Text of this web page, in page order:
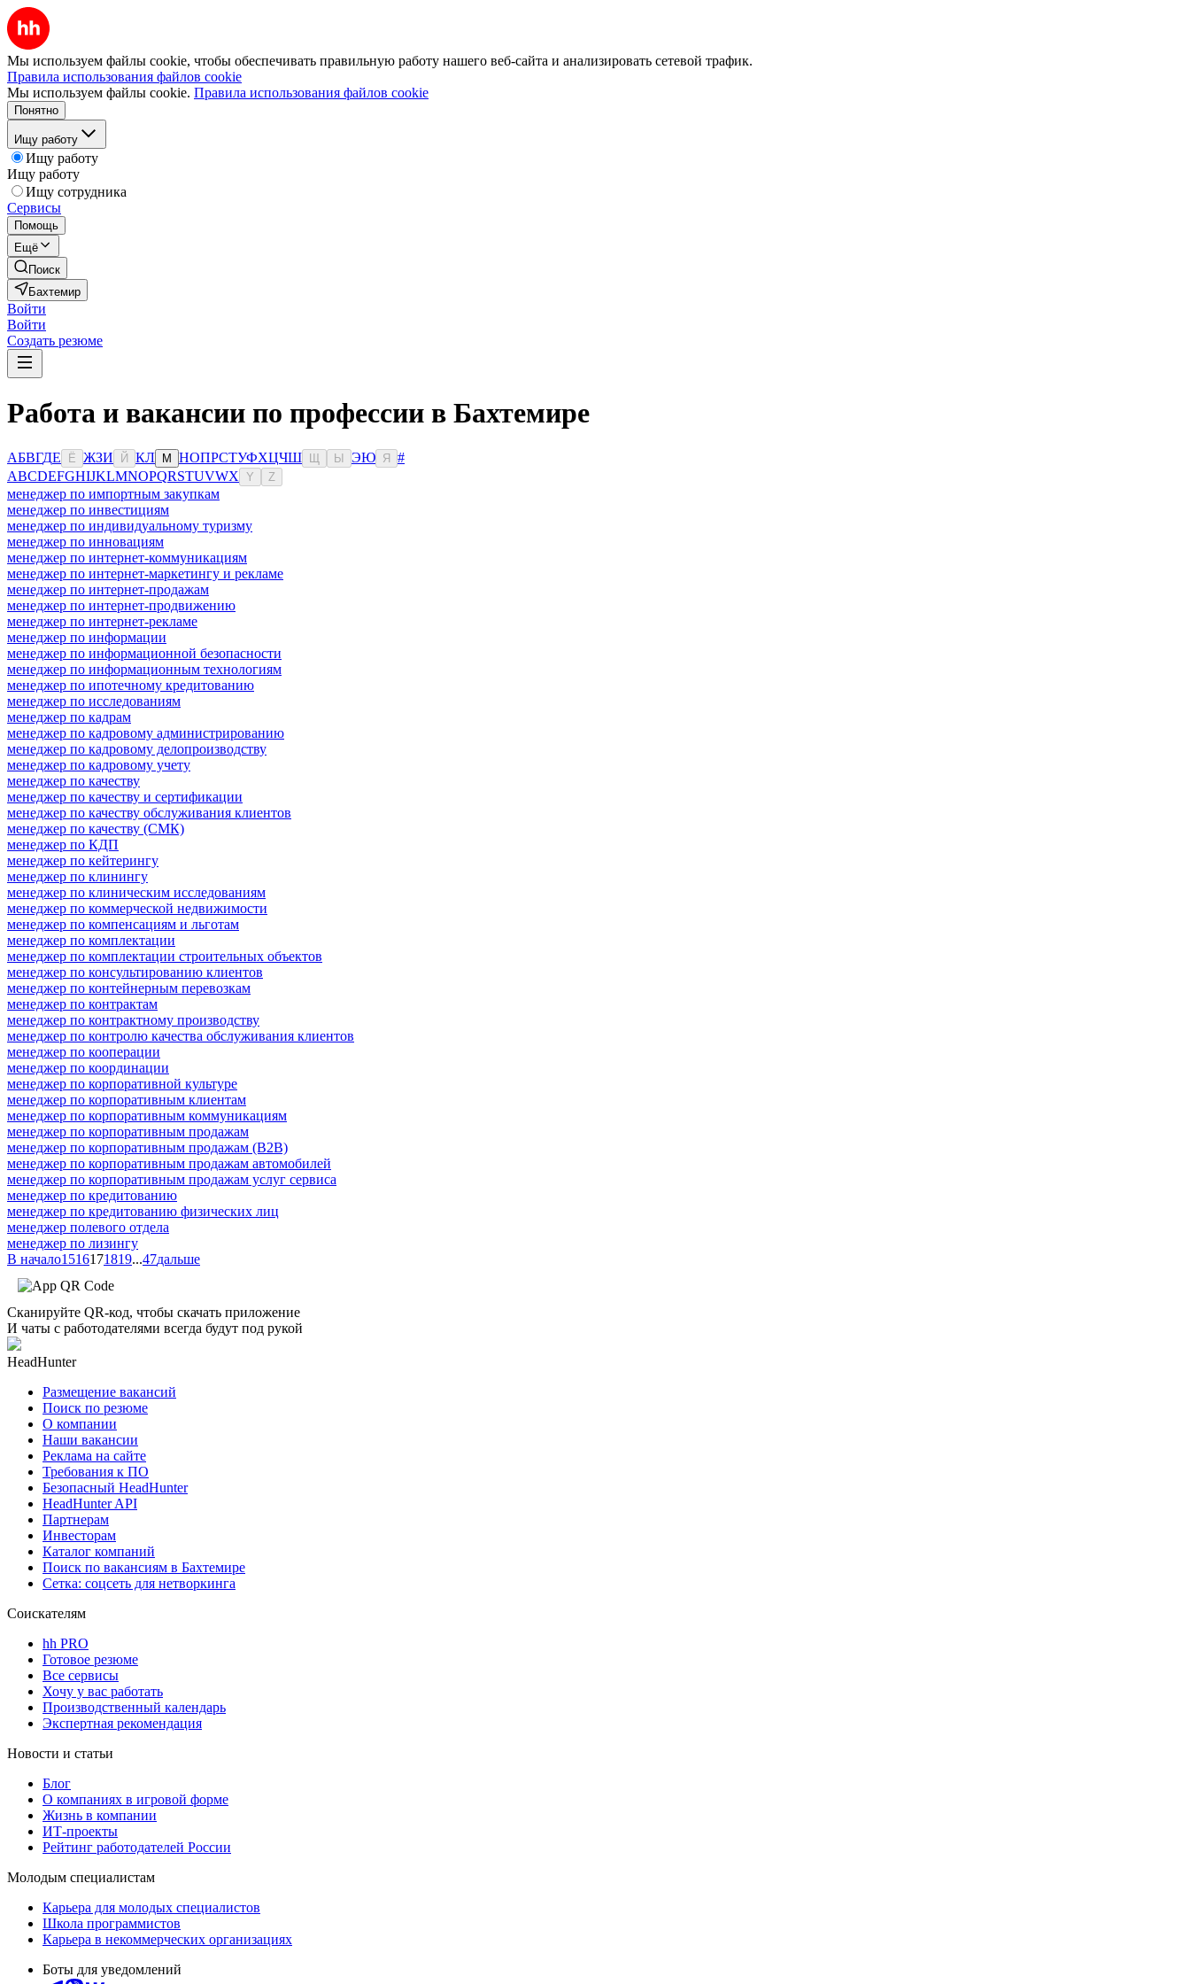
Мы используем файлы cookie, чтобы обеспечивать правильную работу нашего веб-сайта и анализировать сетевой трафик.
Правила использования файлов cookie
Мы используем файлы cookie. Правила использования файлов cookie
Понятно
Ищу работу
Ищу работу
Ищу работу
Ищу сотрудника
Сервисы
Помощь
Ещё
Поиск
Бахтемир
Войти
Войти
Создать резюме
Работа и вакансии по профессии в Бахтемире
АБВГДЕ Ё ЖЗИ Й КЛ М НОПРСТУФХЦЧШ Ы ЭЮ Я
#
ABCDEFGHIJKLMNOPQRSTUVWX Y Z
менеджер по импортным закупкам
менеджер по инвестициям
менеджер по индивидуальному туризму
менеджер по инновациям
менеджер по интернет-коммуникациям
менеджер по интернет-маркетингу и рекламе
менеджер по интернет-продажам
менеджер по интернет-продвижению
менеджер по интернет-рекламе
менеджер по информации
менеджер по информационной безопасности
менеджер по информационным технологиям
менеджер по ипотечному кредитованию
менеджер по исследованиям
менеджер по кадрам
менеджер по кадровому администрированию
менеджер по кадровому делопроизводству
менеджер по кадровому учету
менеджер по качеству
менеджер по качеству и сертификации
менеджер по качеству обслуживания клиентов
менеджер по качеству (СМК)
менеджер по КДП
менеджер по кейтерингу
менеджер по клинингу
менеджер по клиническим исследованиям
менеджер по коммерческой недвижимости
менеджер по компенсациям и льготам
менеджер по комплектации
менеджер по комплектации строительных объектов
менеджер по консультированию клиентов
менеджер по контейнерным перевозкам
менеджер по контрактам
менеджер по контрактному производству
менеджер по контролю качества обслуживания клиентов
менеджер по кооперации
менеджер по координации
менеджер по корпоративной культуре
менеджер по корпоративным клиентам
менеджер по корпоративным коммуникациям
менеджер по корпоративным продажам
менеджер по корпоративным продажам (B2B)
менеджер по корпоративным продажам автомобилей
менеджер по корпоративным продажам услуг сервиса
менеджер по кредитованию
менеджер по кредитованию физических лиц
менеджер полевого отдела
менеджер по лизингу
В начало1516171819...47дальше
Сканируйте QR-код, чтобы скачать приложение
И чаты с работодателями всегда будут под рукой
HeadHunter
Размещение вакансий
Поиск по резюме
О компании
Наши вакансии
Реклама на сайте
Требования к ПО
Безопасный HeadHunter
HeadHunter API
Партнерам
Инвесторам
Каталог компаний
Поиск по вакансиям в Бахтемире
Сетка: соцсеть для нетворкинга
Соискателям
hh PRO
Готовое резюме
Все сервисы
Хочу у вас работать
Производственный календарь
Экспертная рекомендация
Новости и статьи
Блог
О компаниях в игровой форме
Жизнь в компании
ИТ-проекты
Рейтинг работодателей России
Молодым специалистам
Карьера для молодых специалистов
Школа программистов
Карьера в некоммерческих организациях
Боты для уведомлений